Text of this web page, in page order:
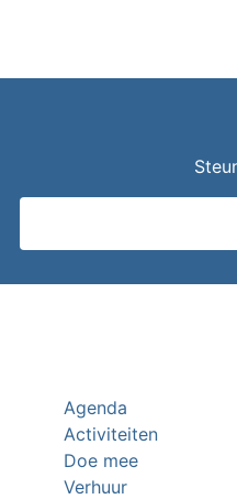
Agenda
Activiteiten
Doe mee
Verhuur